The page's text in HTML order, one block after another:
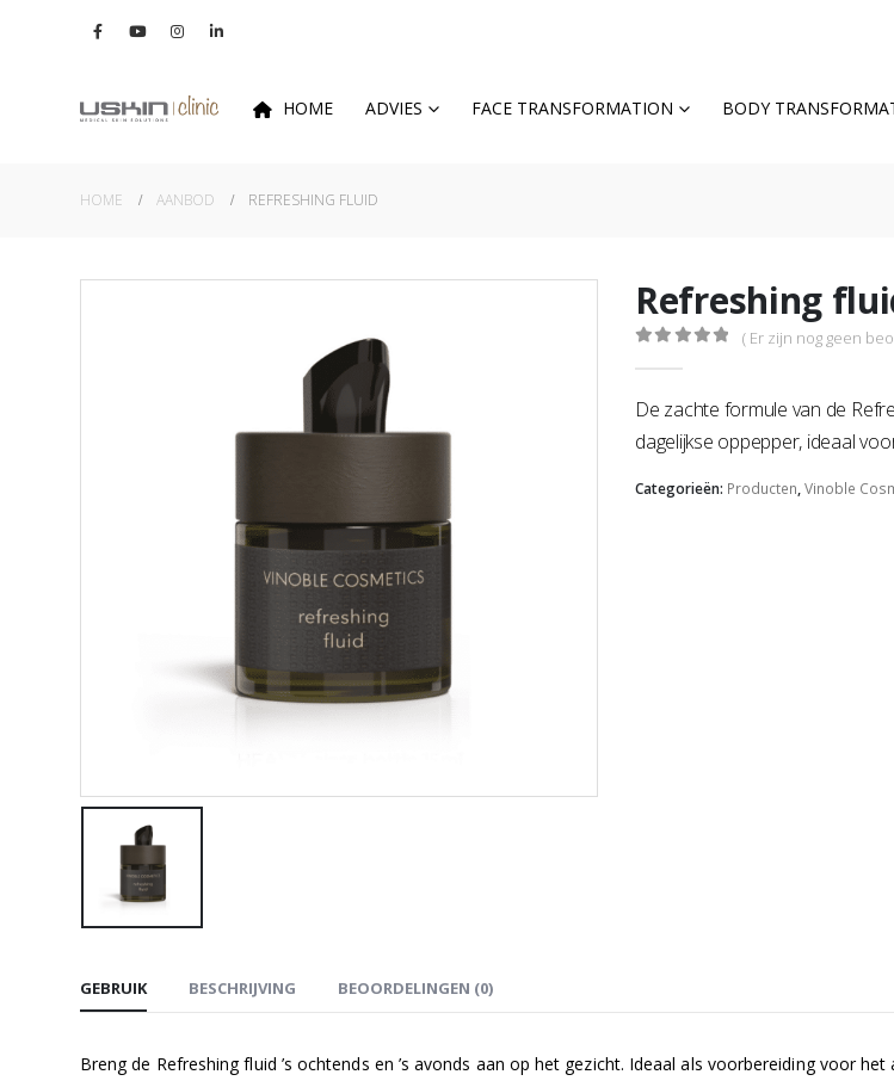
HOME ADVIES FACE TRANSFORMATION BODY
HOME AANBOD REFRESHING FLUID
Refreshing
( Er zijn nog geen
De zachte formule van de
dagelijkse oppepper, ideaal
Categorieën: Producten,Vinoble
GEBRUIK BESCHRIJVING BEOORDELINGEN (0)
Breng de Refreshing fluid ’s ochtends en ’s avonds aan op het gezicht. Ideaal als voorbereiding voor